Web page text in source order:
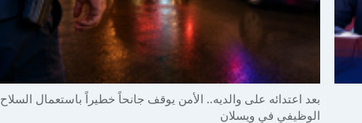
بعد اعتدائه على والديه.. الأمن يوقف جانحاً خطيراً باستعمال السلاح
الوظيفي في ويسلان